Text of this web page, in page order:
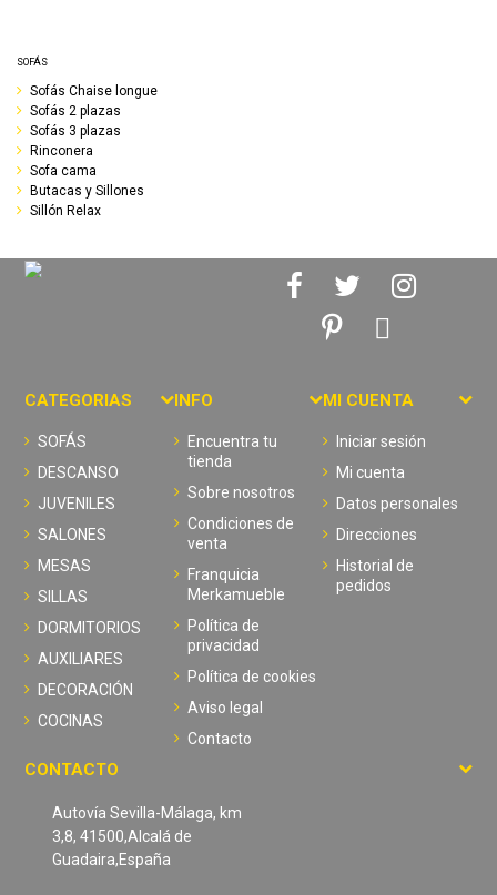
SOFÁS
Sofás Chaise longue
Sofás 2 plazas
Sofás 3 plazas
Rinconera
Sofa cama
Butacas y Sillones
Sillón Relax
CATEGORIAS
SOFÁS
DESCANSO
JUVENILES
SALONES
MESAS
SILLAS
DORMITORIOS
AUXILIARES
DECORACIÓN
COCINAS
INFO
Encuentra tu
tienda
Sobre nosotros
Condiciones de
venta
Franquicia
Merkamueble
Política de
privacidad
Política de cookies
Aviso legal
Contacto
MI CUENTA
Iniciar sesión
Mi cuenta
Datos personales
Direcciones
Historial de
pedidos
CONTACTO
Autovía Sevilla-Málaga, km
3,8, 41500,Alcalá de
Guadaira,España